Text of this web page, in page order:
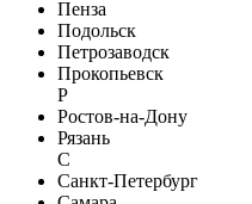
Пенза
Подольск
Петрозаводск
Прокопьевск
Р
Ростов-на-Дону
Рязань
С
Санкт-Петербург